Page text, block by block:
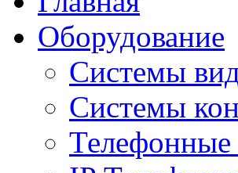
Оборудование
Системы
Системы
Телефонные